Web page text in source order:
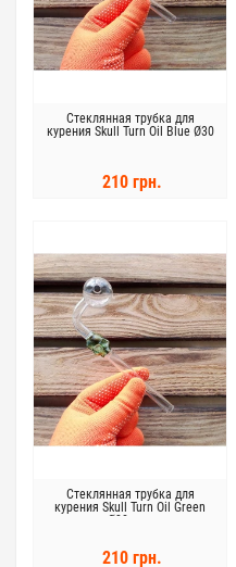
Стеклянная трубка для
курения Skull Turn Oil Blue Ø30
210 грн.
Стеклянная трубка для
курения Skull Turn Oil Green
Ø30 мм.
210 грн.